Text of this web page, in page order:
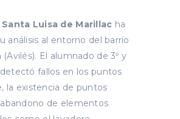
Luisa de Marillac ha
análisis al entorno del barrio
(Avilés). El alumnado de 3º y
detectó fallos en los puntos
la existencia de puntos
de elementos